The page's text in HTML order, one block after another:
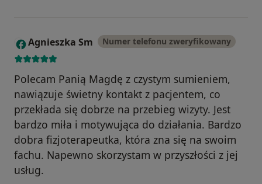
A Agnieszka Sm Numer telefonu zweryfikowany
Polecam Panią Magdę z czystym sumieniem,
nawiązuje świetny kontakt z pacjentem, co
przekłada się dobrze na przebieg wizyty. Jest
bardzo miła i motywująca do działania. Bardzo
dobra fizjoterapeutka, która zna się na swoim
fachu. Napewno skorzystam w przyszłości z jej
usług.